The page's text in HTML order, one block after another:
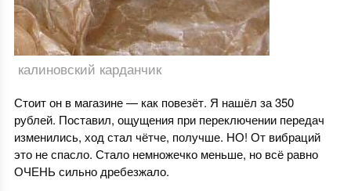
калиновский карданчик
Стоит он в магазине — как повезёт. Я нашёл за 350
рублей. Поставил, ощущения при переключении передач
изменились, ход стал чётче, получше. НО! От вибраций
это не спасло. Стало немножечко меньше, но всё равно
ОЧЕНЬ сильно дребезжало.